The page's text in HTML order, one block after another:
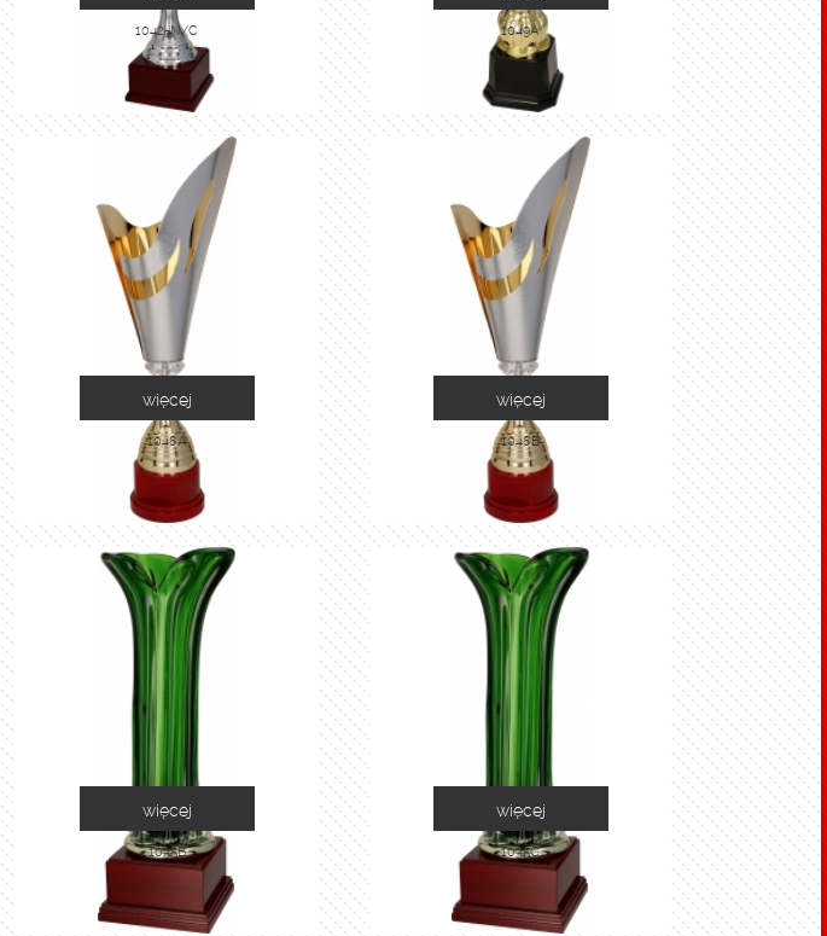
1042-N/C 1049A
1048A
więcej
1048B
więcej
1035B
więcej
1035C
więcej